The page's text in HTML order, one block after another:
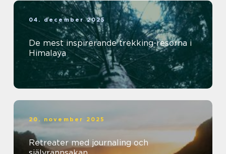
04. december 2025
De mest inspirerande trekking-resorna i
Himalaya
20. november 2025
Retreater med journaling och